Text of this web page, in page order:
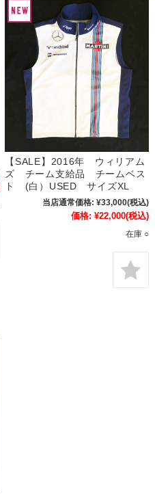
【SALE】2016年 ウィリアム
ズ チーム支給品 チームベス
ト (白）USED サイズXL
当店通常価格: ¥33,000(税込)
価格: ¥22,000(税込)
在庫 ○